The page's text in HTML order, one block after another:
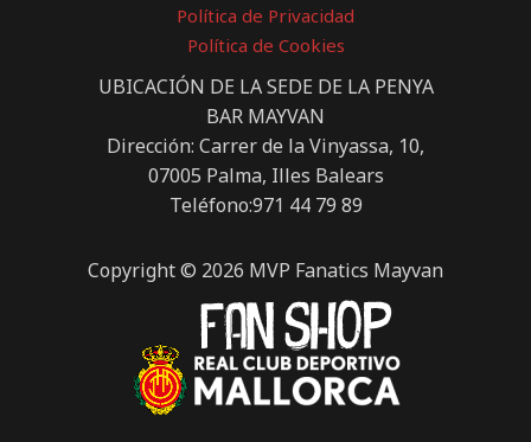
Política de Privacidad
Política de Cookies
UBICACIÓN DE LA SEDE DE LA PENYA
BAR MAYVAN
Dirección: Carrer de la Vinyassa, 10,
07005 Palma, Illes Balears
Teléfono:971 44 79 89
Copyright © 2026 MVP Fanatics Mayvan